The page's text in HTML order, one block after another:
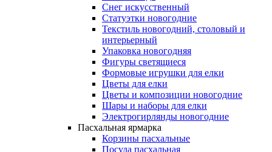
Снег искусственный
Статуэтки новогодние
Текстиль новогодний, столовый и
интерьерный
Упаковка новогодняя
Фигуры светящиеся
Формовые игрушки для елки
Цветы для елки
Цветы и композиции новогодние
Шары и наборы для елки
Электрогирлянды новогодние
Пасхальная ярмарка
Корзины пасхальные
Посуда пасхальная